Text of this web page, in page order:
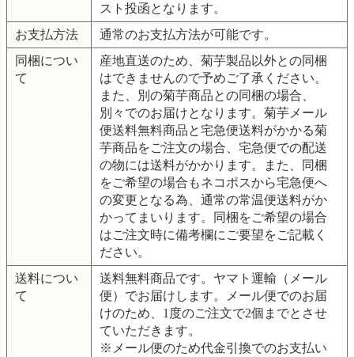
スト投函となります。
お支払方法
通常のお支払方法が可能です。
同梱につい
て
産地直送のため、菊芋製品以外との同梱
はできませんので予めご了承ください。
また、別の菊芋商品との同梱の場合、
別々でのお届けとなります。菊芋メール
便送料無料商品と宅急便送料がかかる菊
芋商品をご注文の場合、宅急便での配送
の物には送料がかかります。また、同梱
をご希望の場合もネコポスから宅急便へ
の変更となる為、通常の常温便送料がか
かってまいります。同梱をご希望の場合
はご注文時に備考欄にご要望をご記載く
ださい。
送料につい
て
送料無料商品です。ヤマト運輸（メール
便）でお届けします。メール便でのお届
けのため、1度のご注文で2個までとさせ
ていただきます。
※メール便のため代金引換でのお支払い